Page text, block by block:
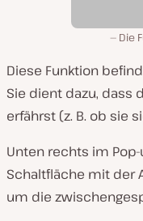
Die
Diese Funktion
Sie dient dazu, dass
erfährst (z. B. ob sie
Unten rechts im
Schaltfläche mit der
um die